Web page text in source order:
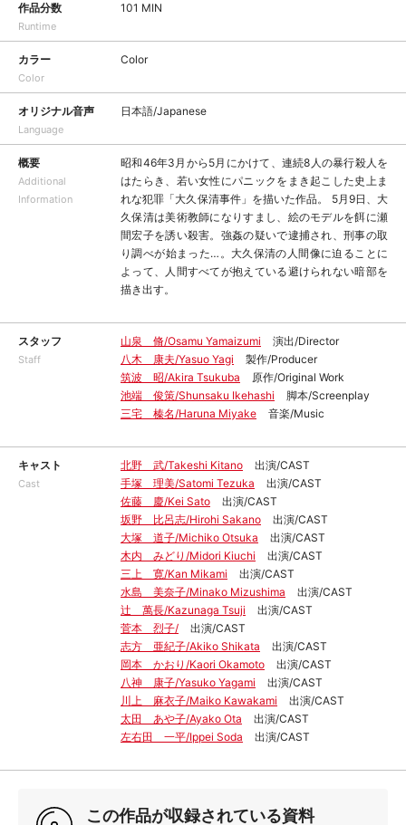
作品分数
Runtime
101 MIN
カラー
Color
Color
オリジナル音声
Language
日本語/Japanese
概要
Additional
Information
昭和46年3月から5月にかけて、連続8人の暴行殺人を
はたらき、若い女性にパニックをまき起こした史上ま
れな犯罪「大久保清事件」を描いた作品。 5月9日、大
久保清は美術教師になりすまし、絵のモデルを餌に瀬
間宏子を誘い殺害。強姦の疑いで逮捕され、刑事の取
り調べが始まった…。大久保清の人間像に迫ることに
よって、人間すべてが抱えている避けられない暗部を
描き出す。
スタッフ
Staff
山泉 脩/Osamu Yamaizumi
演出/Director
八木 康夫/Yasuo Yagi
製作/Producer
筑波 昭/Akira Tsukuba
原作/Original Work
池端 俊策/Shunsaku Ikehashi
脚本/Screenplay
三宅 榛名/Haruna Miyake
音楽/Music
キャスト
Cast
北野 武/Takeshi Kitano
出演/CAST
手塚 理美/Satomi Tezuka
出演/CAST
佐藤 慶/Kei Sato
出演/CAST
坂野 比呂志/Hirohi Sakano
出演/CAST
大塚 道子/Michiko Otsuka
出演/CAST
木内 みどり/Midori Kiuchi
出演/CAST
三上 寛/Kan Mikami
出演/CAST
水島 美奈子/Minako Mizushima
出演/CAST
辻 萬長/Kazunaga Tsuji
出演/CAST
菅本 烈子/
出演/CAST
志方 亜紀子/Akiko Shikata
出演/CAST
岡本 かおり/Kaori Okamoto
出演/CAST
八神 康子/Yasuko Yagami
出演/CAST
川上 麻衣子/Maiko Kawakami
出演/CAST
太田 あや子/Ayako Ota
出演/CAST
左右田 一平/Ippei Soda
出演/CAST
この作品が収録されている資料